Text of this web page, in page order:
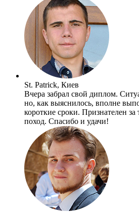
St. Patrick, Киев
Вчера забрал свой диплом.
но, как выяснилось, вполне
короткие сроки. Признателен за
поход. Спасибо и удачи!